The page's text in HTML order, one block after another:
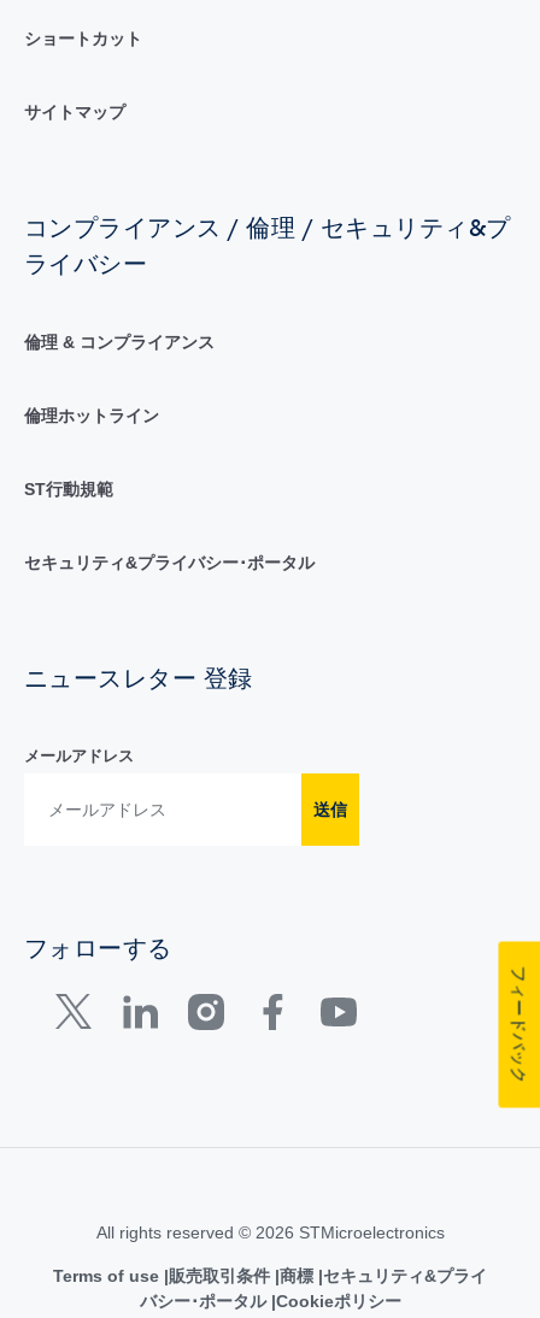
ショートカット
サイトマップ
コンプライアンス / 倫理 / セキュリティ&プ
ライバシー
倫理 & コンプライアンス
倫理ホットライン
ST行動規範
セキュリティ&プライバシー･ポータル
ニュースレター 登録
メールアドレス
送信
フォローする
All rights reserved © 2026 STMicroelectronics
Terms of use 販売取引条件 商標 セキュリティ&プライ
バシー･ポータル Cookieポリシー
フィードバック